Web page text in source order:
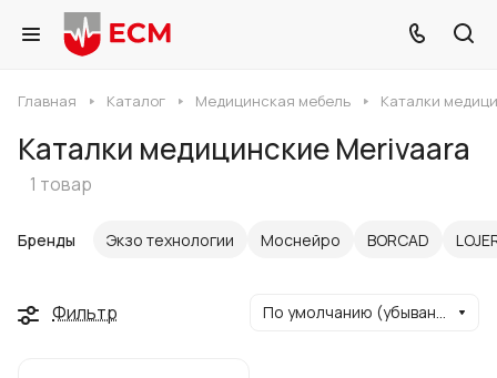
Главная Каталог Медицинская мебель Каталки
Каталки медицинские Merivaara
1 товар
Бренды Экзо технологии Моснейро BORCAD
Фильтр По умолчанию (убывание)